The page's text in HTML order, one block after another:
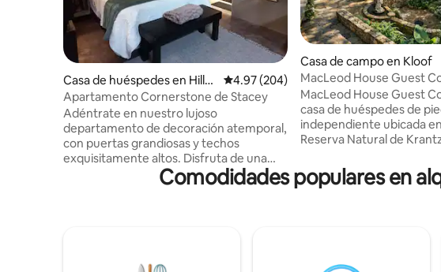
Casa de huéspedes en Hillcr
est
Calificación promedio: 4.97 de 5, 204
4.97 (204)
Apartamento Cornerstone de Stacey
Adéntrate en nuestro lujoso
departamento de decoración atemporal,
con puertas grandiosas y techos
exquisitamente altos. Disfruta de una
ducha relajante, acurrúcate en camas de
día lujosas y extragrandes, ve tu serie
disfrutar de una noche rejuvenecedora
Casa de campo en Kloof
MacLeod House Guest
escapada para amantes
MacLeod House Guest
casa de huéspedes de
independiente ubicada
Reserva Natural de
decorado en un estilo
con todas las
Comodidades populares en